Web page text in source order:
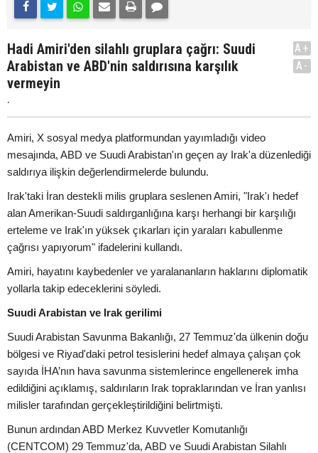
Hadi Amiri'den silahlı gruplara çağrı: Suudi
Arabistan ve ABD'nin saldırısına karşılık
vermeyin
.
A+
A-
Amiri, X sosyal medya platformundan yayımladığı video
mesajında, ABD ve Suudi Arabistan'ın geçen ay Irak'a düzenlediği
saldırıya ilişkin değerlendirmelerde bulundu.
Irak'taki İran destekli milis gruplara seslenen Amiri, "Irak'ı hedef
alan Amerikan-Suudi saldırganlığına karşı herhangi bir karşılığı
erteleme ve Irak'ın yüksek çıkarları için yaraları kabullenme
çağrısı yapıyorum" ifadelerini kullandı.
Amiri, hayatını kaybedenler ve yaralananların haklarını diplomatik
yollarla takip edeceklerini söyledi.
Suudi Arabistan ve Irak gerilimi
Suudi Arabistan Savunma Bakanlığı, 27 Temmuz'da ülkenin doğu
bölgesi ve Riyad'daki petrol tesislerini hedef almaya çalışan çok
sayıda İHA’nın hava savunma sistemlerince engellenerek imha
edildiğini açıklamış, saldırıların Irak topraklarından ve İran yanlısı
milisler tarafından gerçekleştirildiğini belirtmişti.
Bunun ardından ABD Merkez Kuvvetler Komutanlığı
(CENTCOM) 29 Temmuz'da, ABD ve Suudi Arabistan Silahlı